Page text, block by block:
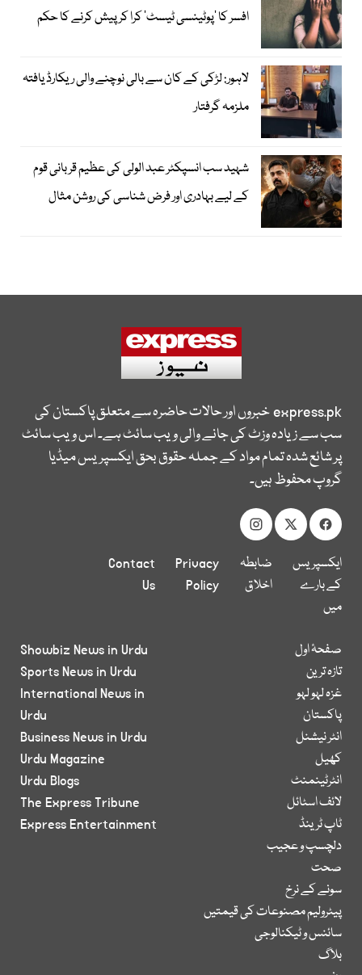
افسر کا ’پوٹینسی ٹیسٹ‘ کرا کر پیش کرنے کا حکم
لاہور: لڑکی کے کان سے بالی نوچنے والی ریکارڈ یافتہ
ملزمہ گرفتار
شہید سب انسپکٹر عبد الولی کی عظیم قربانی قوم
کے لیے بہادری اور فرض شناسی کی روشن مثال
express.pkخبروں اور حالات حاضرہ سے متعلق پاکستان کی
سب سے زیادہ وزٹ کی جانے والی ویب سائٹ ہے۔ اس ویب سائٹ
پر شائع شدہ تمام مواد کے جملہ حقوق بحق ایکسپریس میڈیا
گروپ محفوظ ہیں۔
ایکسپریس
کے بارے
میں
ضابطہ
اخلاق
Privacy
Policy
Contact
Us
صفحۂ اول
تازہ ترین
غزہ لہو لہو
پاکستان
انٹر نیشنل
کھیل
انٹرٹینمنٹ
لائف اسٹائل
ٹاپ ٹرینڈ
دلچسپ و عجیب
صحت
سونے کے نرخ
پیٹرولیم مصنوعات کی قیمتیں
سائنس و ٹیکنالوجی
بلاگ
Showbiz News in Urdu
Sports News in Urdu
International News in
Urdu
Business News in Urdu
Urdu Magazine
Urdu Blogs
The Express Tribune
Express Entertainment